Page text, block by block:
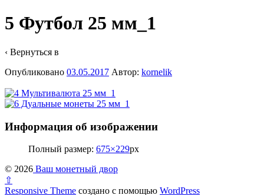
5 Футбол 25 мм_1
‹ Вернуться в
Опубликовано 03.05.2017 Автор: kornelik
Информация об изображении
Полный размер: 675×229px
© 2026 Ваш монетный двор
⇧
Responsive Theme создано с помощью WordPress